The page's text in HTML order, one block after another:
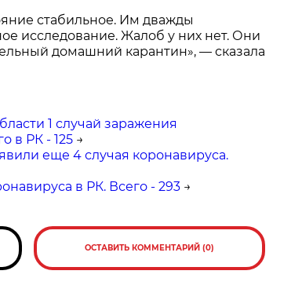
стабильное. Им дважды
исследование. Жалоб у них нет. Они
домашний карантин», — сказала
1 случай заражения
в РК - 125 →
еще 4 случая коронавируса.
в РК. Всего - 293 →
ОСТАВИТЬ КОММЕНТАРИЙ (0)